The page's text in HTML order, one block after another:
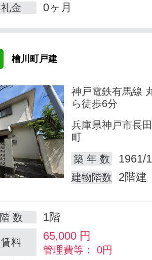
礼金 0ヶ月
檜川町戸建
神戸電鉄有馬線
ら徒歩6分
兵庫県神戸市長
町
築 年 数
1961/
建物階数 2階建
階 数 1階
賃料 65,000 円
管理費等： 0円